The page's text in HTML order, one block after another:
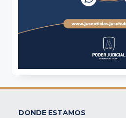
DONDE ESTAMOS